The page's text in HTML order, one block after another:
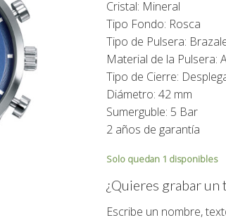
75,00€.
Cristal: Mineral
Tipo Fondo: Rosca
Tipo de Pulsera:
Material de la Pulsera:
Tipo de Cierre:
Diámetro: 42 mm
Sumerguble: 5 Bar
2 años de garantía
Solo quedan 1 disponibles
¿Quieres grabar un
Escribe un nombre,